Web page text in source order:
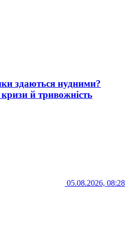
здаються нудними?
й тривожність
05.08.2026, 08:28